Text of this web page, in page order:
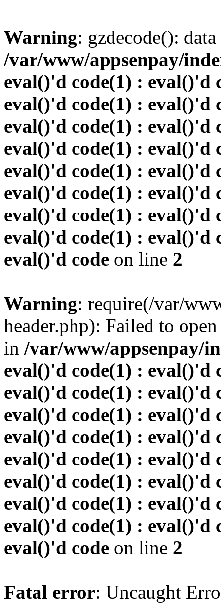
Warning: gzdecode():
/var/www/appsenpay/
eval()'d code(1) : eval()'d
eval()'d code(1) : eval()'d
eval()'d code(1) : eval()'d
eval()'d code(1) : eval()'d
eval()'d code(1) : eval()'d
eval()'d code(1) : eval()'d
eval()'d code(1) : eval()'d
eval()'d code(1) : eval()'d
eval()'d code on line 2
Warning: require(/var/
header.php): Failed to
in /var/www/appsenpay/
eval()'d code(1) : eval()'d
eval()'d code(1) : eval()'d
eval()'d code(1) : eval()'d
eval()'d code(1) : eval()'d
eval()'d code(1) : eval()'d
eval()'d code(1) : eval()'d
eval()'d code(1) : eval()'d
eval()'d code(1) : eval()'d
eval()'d code on line 2
Fatal error: Uncaught